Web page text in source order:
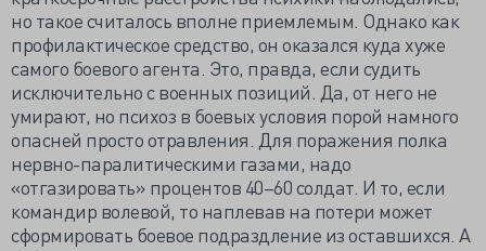
но такое считалось вполне приемлемым. Однако как
профилактическое средство, он оказался куда хуже
самого боевого агента. Это, правда, если судить
исключительно с военных позиций. Да, от него не
умирают, но психоз в боевых условия порой намного
опасней просто отравления. Для поражения полка
нервно-паралитическими газами, надо
«отгазировать» процентов 40–60 солдат. И то, если
командир волевой, то наплевав на потери может
сформировать боевое подраздление из оставшихся. А